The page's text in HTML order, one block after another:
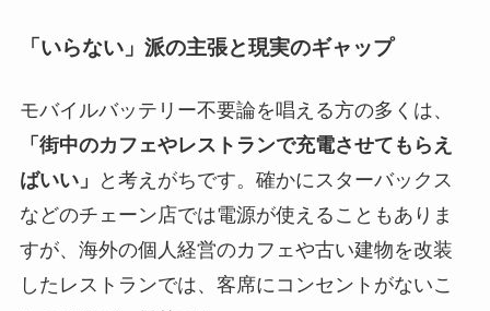
「いらない」派の主張と現実のギャップ
モバイルバッテリー不要論を唱える方の多くは、
「街中のカフェやレストランで充電させてもらえ
ばいい」
と考えがちです。確かにスターバックス
などのチェーン店では電源が使えることもありま
すが、海外の個人経営のカフェや古い建物を改装
したレストランでは、客席にコンセントがないこ